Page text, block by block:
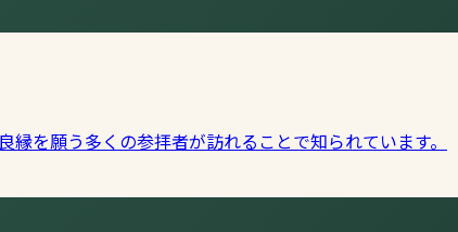
を願う多くの参拝者が訪れることで知られています。